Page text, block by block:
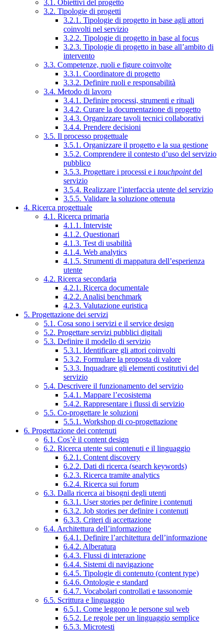
3.1. Obiettivi del progetto
3.2. Tipologie di progetti
3.2.1. Tipologie di progetto in base agli attori
coinvolti nel servizio
3.2.2. Tipologie di progetto in base al focus
3.2.3. Tipologie di progetto in base all’ambito di
intervento
3.3. Competenze, ruoli e figure coinvolte
3.3.1. Coordinatore di progetto
3.3.2. Definire ruoli e responsabilità
3.4. Metodo di lavoro
3.4.1. Definire processi, strumenti e rituali
3.4.2. Curare la documentazione di progetto
3.4.3. Organizzare tavoli tecnici collaborativi
3.4.4. Prendere decisioni
3.5. Il processo progettuale
3.5.1. Organizzare il progetto e la sua gestione
3.5.2. Comprendere il contesto d’uso del servizio
pubblico
3.5.3. Progettare i processi e i touchpointdel
servizio
3.5.4. Realizzare l’interfaccia utente del servizio
3.5.5. Validare la soluzione ottenuta
4. Ricerca progettuale
4.1. Ricerca primaria
4.1.1. Interviste
4.1.2. Questionari
4.1.3. Test di usabilità
4.1.4. Web analytics
4.1.5. Strumenti di mappatura dell’esperienza
utente
4.2. Ricerca secondaria
4.2.1. Ricerca documentale
4.2.2. Analisi benchmark
4.2.3. Valutazione euristica
5. Progettazione dei servizi
5.1. Cosa sono i servizi e il service design
5.2. Progettare servizi pubblici digitali
5.3. Definire il modello di servizio
5.3.1. Identificare gli attori coinvolti
5.3.2. Formulare la proposta di valore
5.3.3. Inquadrare gli elementi costitutivi del
servizio
5.4. Descrivere il funzionamento del servizio
5.4.1. Mappare l’ecosistema
5.4.2. Rappresentare i flussi di servizio
5.5. Co-progettare le soluzioni
5.5.1. Workshop di co-progettazione
6. Progettazione dei contenuti
6.1. Cos’è il content design
6.2. Ricerca utente sui contenuti e il linguaggio
6.2.1. Content discovery
6.2.2. Dati di ricerca (search keywords)
6.2.3. Ricerca tramite analytics
6.2.4. Ricerca sui forum
6.3. Dalla ricerca ai bisogni degli utenti
6.3.1. User stories per definire i contenuti
6.3.2. Job stories per definire i contenuti
6.3.3. Criteri di accettazione
6.4. Architettura dell’informazione
6.4.1. Definire l’architettura dell’informazione
6.4.2. Alberatura
6.4.3. Flussi di interazione
6.4.4. Sistemi di navigazione
6.4.5. Tipologie di contenuto (content type)
6.4.6. Ontologie e standard
6.4.7. Vocabolari controllati e tassonomie
6.5. Scrittura e linguaggio
6.5.1. Come leggono le persone sul web
6.5.2. Le regole per un linguaggio semplice
6.5.3. Microtesti